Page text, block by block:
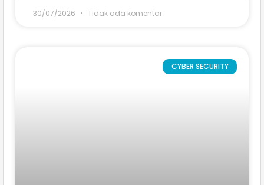
30/07/2026 Tidak ada komentar
CYBER SECURITY